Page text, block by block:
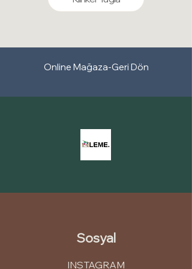
ve çevresel sürdürülebilirliği teşvik eder.
dayanıklılığını artırmak ve estetik
muhafaza etmek için mükemmel bir
dış cephelerin bakımını azaltır ve uzun
de dış cephe uygulamaları için ideal bir
çok daha hızlı ve zahmetsiz bir şekilde
Online Mağaza-Geri Dön
Sosyal
INSTAGRAM